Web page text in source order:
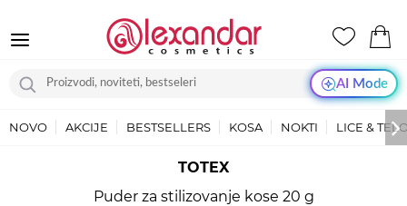
AI Mode
NOVO AKCIJE BESTSELLERS KOSA NOKTI LICE &
TOTEX
Puder za stilizovanje kose 20 g